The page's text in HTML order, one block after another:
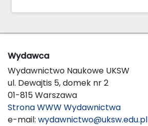
Wydawca
Wydawnictwo Naukowe UKSW
ul. Dewajtis 5, domek nr 2
01-815 Warszawa
Strona WWW Wydawnictwa
e-mail: wydawnictwo@uksw.edu.pl